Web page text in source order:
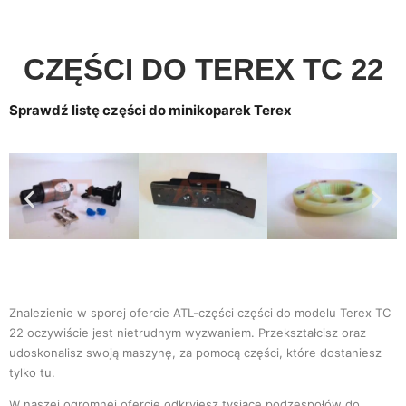
CZĘŚCI DO TEREX TC 22
Sprawdź listę części do minikoparek Terex
Znalezienie w sporej ofercie ATL-części części do modelu Terex TC
22 oczywiście jest nietrudnym wyzwaniem. Przekształcisz oraz
udoskonalisz swoją maszynę, za pomocą części, które dostaniesz
tylko tu.